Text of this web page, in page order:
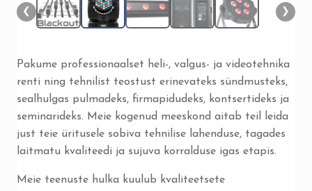
❮ ❯
Pakume professionaalset heli-, valgus- ja videotehnika
renti ning tehnilist teostust erinevateks sündmusteks,
sealhulgas pulmadeks, firmapidudeks, kontsertideks ja
seminarideks. Meie kogenud meeskond aitab teil leida
just teie üritusele sobiva tehnilise lahenduse, tagades
laitmatu kvaliteedi ja sujuva korralduse igas etapis.
Meie teenuste hulka kuulub kvaliteetsete